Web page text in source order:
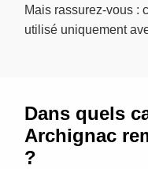
Mais rassurez-vous :
utilisé uniquement
Dans quels
Archignac
?